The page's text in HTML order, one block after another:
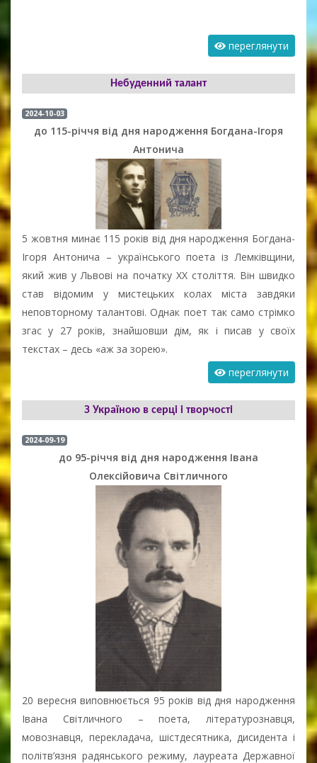
переглянути
Небуденний талант
2024-10-03
до 115-річчя від дня народження Богдана-Ігоря
Антонича
5 жовтня минає 115 років від дня народження Богдана-
Ігоря Антонича – українського поета із Лемківщини,
який жив у Львові на початку ХХ століття. Він швидко
став відомим у мистецьких колах міста завдяки
неповторному талантові. Однак поет так само стрімко
згас у 27 років, знайшовши дім, як і писав у своїх
текстах – десь «аж за зорею».
переглянути
З Україною в серці і творчості
2024-09-19
до 95-річчя від дня народження Івана
Олексійовича Світличного
20 вересня виповнюється 95 років від дня народження
Івана Світличного – поета, літературознавця,
мовознавця, перекладача, шістдесятника, дисидента і
політв’язня радянського режиму, лауреата Державної